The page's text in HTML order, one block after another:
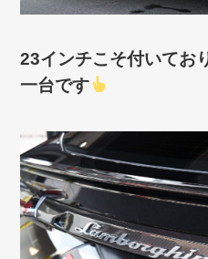
23インチこそ付いてお
一台です